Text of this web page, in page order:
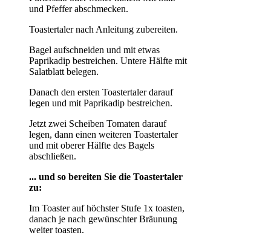
und Pfeffer abschmecken.
Toastertaler nach Anleitung zubereiten.
Bagel aufschneiden und mit etwas
Paprikadip bestreichen. Untere Hälfte mit
Salatblatt belegen.
Danach den ersten Toastertaler darauf
legen und mit Paprikadip bestreichen.
Jetzt zwei Scheiben Tomaten darauf
legen, dann einen weiteren Toastertaler
und mit oberer Hälfte des Bagels
abschließen.
... und so bereiten Sie die Toastertaler
zu:
Im Toaster auf höchster Stufe 1x toasten,
danach je nach gewünschter Bräunung
weiter toasten.